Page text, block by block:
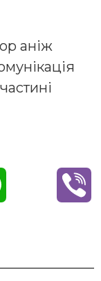
аніж